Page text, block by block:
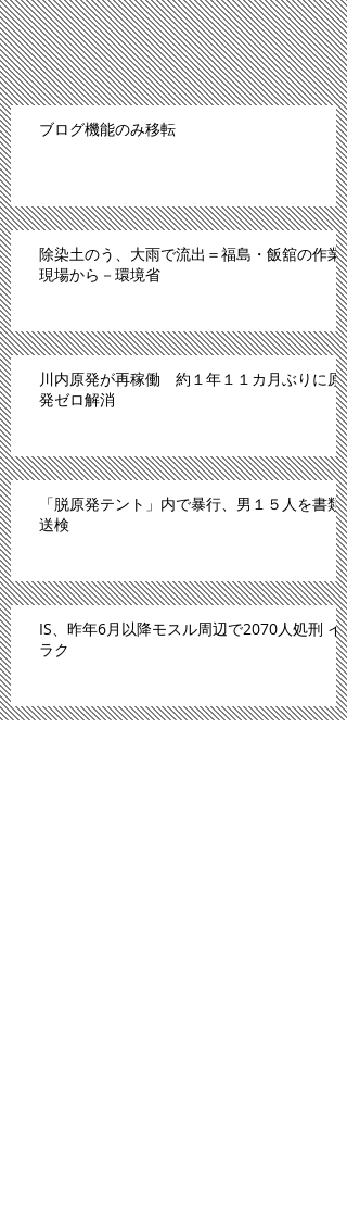
ブログ機能のみ移転
除染土のう、大雨で流出＝福島・飯舘の作業
現場から－環境省
川内原発が再稼働 約１年１１カ月ぶりに原
発ゼロ解消
「脱原発テント」内で暴行、男１５人を書類
送検
IS、昨年6月以降モスル周辺で2070人処刑 イ
ラク